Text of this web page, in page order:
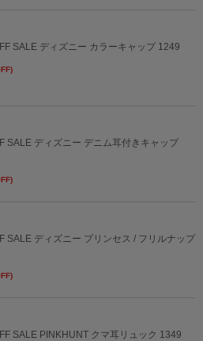
SALE ディズニー カラーキャップ 1249
SALE ディズニー デニム耳付きキャップ
SALE ディズニー プリンセス / フリルナップ
SALE PINKHUNT クマ耳リュック 1349